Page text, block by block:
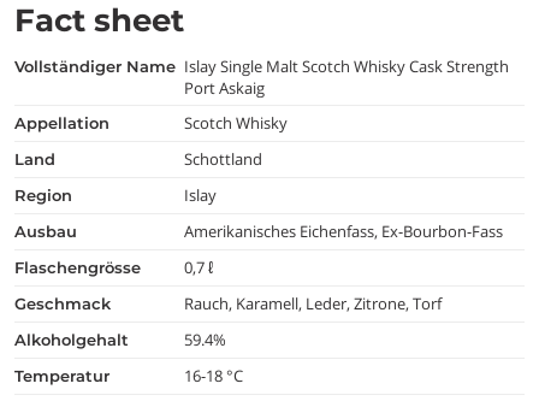
Fact sheet
vollständiger Name Islay Single Malt Scotch Whisky Cask Strength
Port Askaig
appellation Scotch Whisky
land Schottland
region Islay
ausbau Amerikanisches Eichenfass, Ex-Bourbon-Fass
flaschengrösse 0,7 ℓ
geschmack Rauch, Karamell, Leder, Zitrone, Torf
alkoholgehalt 59.4%
temperatur 16-18 °C